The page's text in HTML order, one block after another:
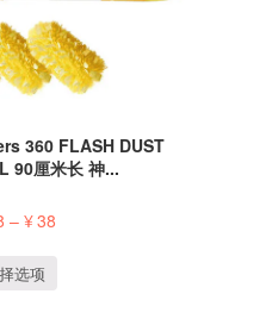
360 FLASH DUST
90厘米长 神...
–¥38
选项